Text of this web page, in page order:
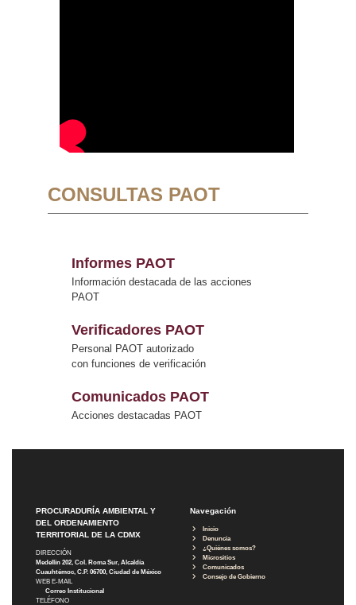
CONSULTAS PAOT
Informes PAOT
Información destacada de las acciones
PAOT
Verificadores PAOT
Personal PAOT autorizado
con funciones de verificación
Comunicados PAOT
Acciones destacadas PAOT
PROCURADURÍA AMBIENTAL Y
DEL ORDENAMIENTO
TERRITORIAL DE LA CDMX
DIRECCIÓN
Medellín 202, Col. Roma Sur, Alcaldía
Cuauhtémoc, C.P. 06700, Ciudad de México
WEB E-MAIL
Correo Institucional
TELÉFONO
Navegación
Inicio
Denuncia
¿Quiénes somos?
Micrositios
Comunicados
Consejo de Gobierno